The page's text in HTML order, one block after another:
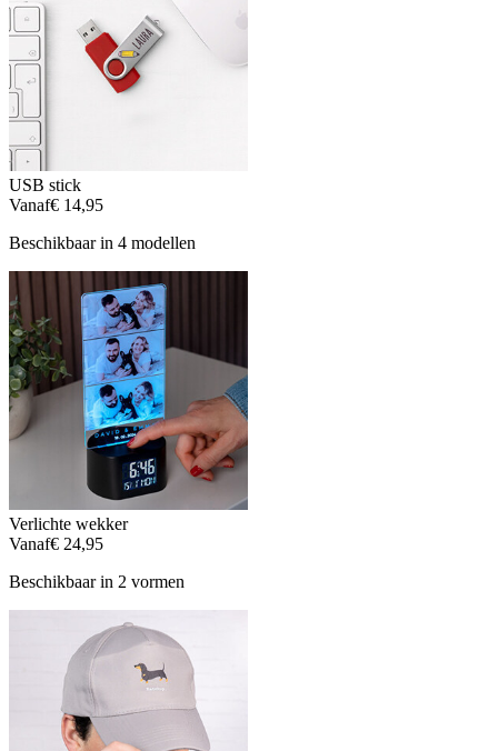
USB stick
Vanaf€ 14,95
Beschikbaar in 4 modellen
Verlichte wekker
Vanaf€ 24,95
Beschikbaar in 2 vormen